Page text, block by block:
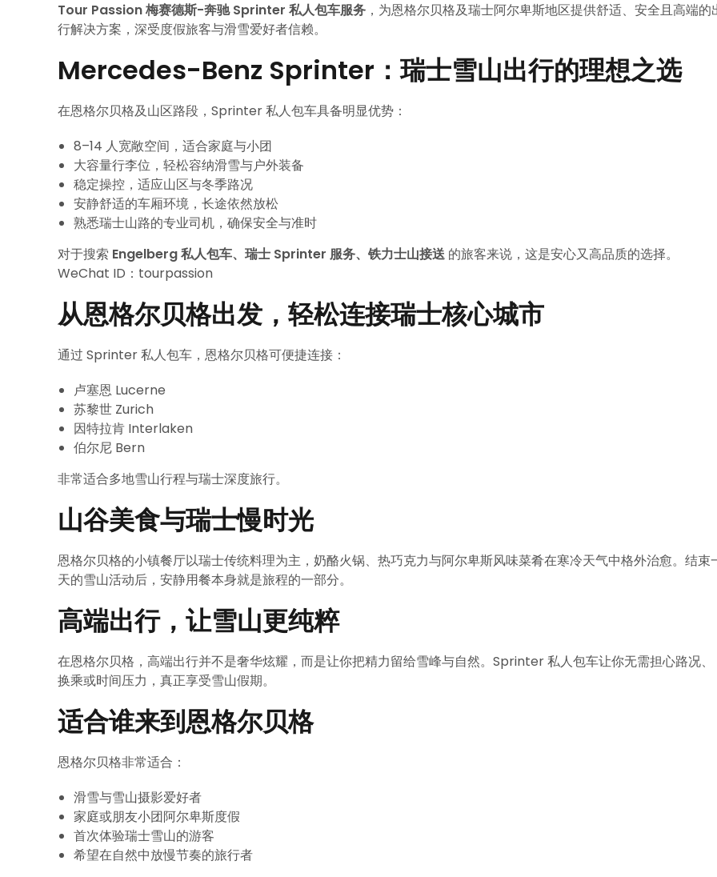
Tour Passion 梅赛德斯-奔驰 Sprinter 私人包车服务 ，为恩格尔贝格及瑞士阿尔卑斯地区提供舒适、安全且高端的
行解决方案，深受度假旅客与滑雪爱好者信赖。
Mercedes-Benz Sprinter：瑞士雪山出行的理想之选
在恩格尔贝格及山区路段，Sprinter 私人包车具备明显优势：
8–14 人宽敞空间，适合家庭与小团
大容量行李位，轻松容纳滑雪与户外装备
稳定操控，适应山区与冬季路况
安静舒适的车厢环境，长途依然放松
熟悉瑞士山路的专业司机，确保安全与准时
对于搜索 Engelberg 私人包车、瑞士 Sprinter 服务、铁力士山接送 的旅客来说，这是安心又高品质的选择。
WeChat ID：tourpassion
从恩格尔贝格出发，轻松连接瑞士核心城市
通过 Sprinter 私人包车，恩格尔贝格可便捷连接：
卢塞恩 Lucerne
苏黎世 Zurich
因特拉肯 Interlaken
伯尔尼 Bern
非常适合多地雪山行程与瑞士深度旅行。
山谷美食与瑞士慢时光
恩格尔贝格的小镇餐厅以瑞士传统料理为主，奶酪火锅、热巧克力与阿尔卑斯风味菜肴在寒冷天气中格外治愈。结束
天的雪山活动后，安静用餐本身就是旅程的一部分。
高端出行，让雪山更纯粹
在恩格尔贝格，高端出行并不是奢华炫耀，而是让你把精力留给雪峰与自然。Sprinter 私人包车让你无需担心路况、
换乘或时间压力，真正享受雪山假期。
适合谁来到恩格尔贝格
恩格尔贝格非常适合：
滑雪与雪山摄影爱好者
家庭或朋友小团阿尔卑斯度假
首次体验瑞士雪山的游客
希望在自然中放慢节奏的旅行者